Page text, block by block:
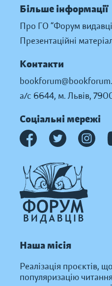
Більше інформації
Про ГО “Форум
Презентаційні
Контакти
а/с 6644, м. Львів,
Соціальні мережі
Наша місія
Реалізація проєктів,
популяризацію